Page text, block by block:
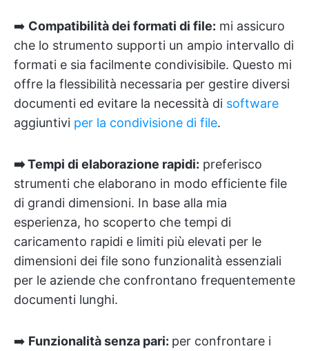
➡️ Compatibilità dei formati di file: mi assicuro
che lo strumento supporti un ampio intervallo di
formati e sia facilmente condivisibile. Questo mi
offre la flessibilità necessaria per gestire diversi
documenti ed evitare la necessità di software
aggiuntivi per la condivisione di file.
➡️ Tempi di elaborazione rapidi: preferisco
strumenti che elaborano in modo efficiente file
di grandi dimensioni. In base alla mia
esperienza, ho scoperto che tempi di
caricamento rapidi e limiti più elevati per le
dimensioni dei file sono funzionalità essenziali
per le aziende che confrontano frequentemente
documenti lunghi.
➡️ Funzionalità senza pari: per confrontare i